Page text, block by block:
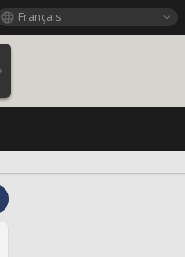
Français